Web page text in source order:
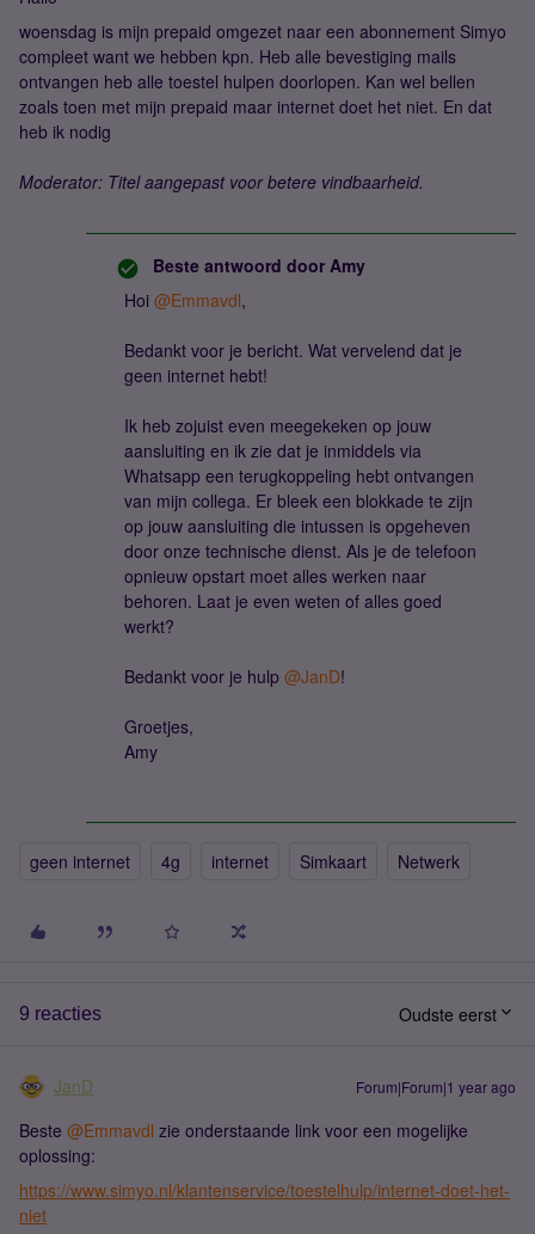
woensdag is mijn prepaid omgezet naar een abonnement Simyo
compleet want we hebben kpn. Heb alle bevestiging mails
ontvangen heb alle toestel hulpen doorlopen. Kan wel bellen
zoals toen met mijn prepaid maar internet doet het niet. En dat
heb ik nodig
Moderator: Titel aangepast voor betere vindbaarheid.
Beste antwoord door Amy
Hoi ​ @Emmavdl,
Bedankt voor je bericht. Wat vervelend dat je
geen internet hebt!
Ik heb zojuist even meegekeken op jouw
aansluiting en ik zie dat je inmiddels via
Whatsapp een terugkoppeling hebt ontvangen
van mijn collega. Er bleek een blokkade te zijn
op jouw aansluiting die intussen is opgeheven
door onze technische dienst. Als je de telefoon
opnieuw opstart moet alles werken naar
behoren. Laat je even weten of alles goed
werkt?
Bedankt voor je hulp ​ @JanD!
Groetjes,
Amy
geen internet 4g internet Simkaart Netwerk
9 reacties Oudste eerst
JanD Forum|Forum|1 year ago
Beste ​ @Emmavdl zie onderstaande link voor een mogelijke
oplossing:
https://www.simyo.nl/klantenservice/toestelhulp/internet-doet-het-
niet